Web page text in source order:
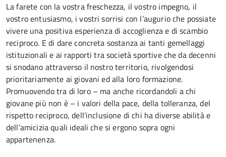
La farete con la vostra freschezza, il vostro impegno, il
vostro entusiasmo, i vostri sorrisi con l’augurio che possiate
vivere una positiva esperienza di accoglienza e di scambio
reciproco. E di dare concreta sostanza ai tanti gemellaggi
istituzionali e ai rapporti tra società sportive che da decenni
si snodano attraverso il nostro territorio, rivolgendosi
prioritariamente ai giovani ed alla loro formazione.
Promuovendo tra di loro – ma anche ricordandoli a chi
giovane più non è – i valori della pace, della tolleranza, del
rispetto reciproco, dell’inclusione di chi ha diverse abilità e
dell’amicizia quali ideali che si ergono sopra ogni
appartenenza.